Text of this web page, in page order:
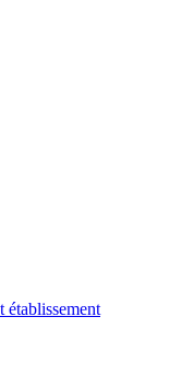
établissement